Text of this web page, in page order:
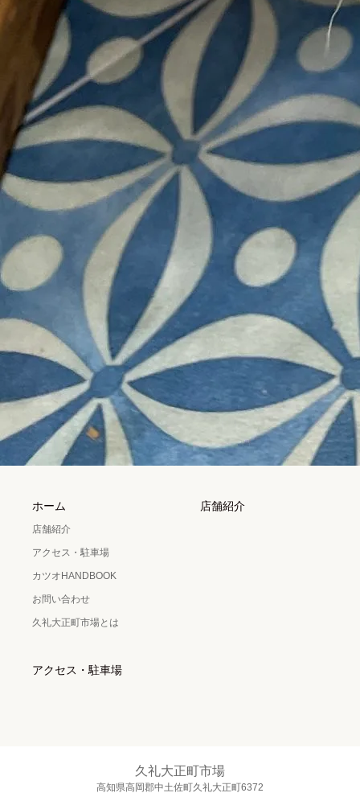
ホーム
店舗紹介
アクセス・駐車場
カツオHANDBOOK
お問い合わせ
久礼大正町市場とは
店舗紹介
アクセス・駐車場
久礼大正町市場
高知県高岡郡中土佐町久礼大正町6372